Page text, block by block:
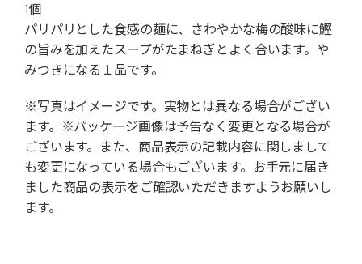
1個
パリパリとした食感の麺に、さわやかな梅の酸味に鰹
の旨みを加えたスープがたまねぎとよく合います。や
みつきになる１品です。
※写真はイメージです。実物とは異なる場合がござい
ます。※パッケージ画像は予告なく変更となる場合が
ございます。また、商品表示の記載内容に関しまして
も変更になっている場合もございます。お手元に届き
ました商品の表示をご確認いただきますようお願いし
ます。